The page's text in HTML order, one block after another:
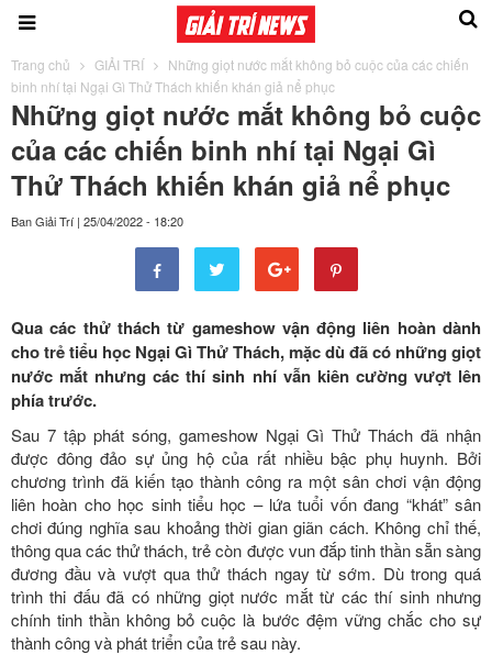
Trang chủ GIẢI TRÍ
Những giọt nước mắt không bỏ cuộc của các chiến
binh nhí tại Ngại Gì Thử Thách khiến khán giả nể phục
Những giọt nước mắt không bỏ cuộc
của các chiến binh nhí tại Ngại Gì
Thử Thách khiến khán giả nể phục
Ban Giải Trí | 25/04/2022 - 18:20
Qua các thử thách từ gameshow vận động liên hoàn dành
cho trẻ tiểu học Ngại Gì Thử Thách, mặc dù đã có những giọt
nước mắt nhưng các thí sinh nhí vẫn kiên cường vượt lên
phía trước.
Sau 7 tập phát sóng, gameshow Ngại Gì Thử Thách đã nhận
được đông đảo sự ủng hộ của rất nhiều bậc phụ huynh. Bởi
chương trình đã kiến tạo thành công ra một sân chơi vận động
liên hoàn cho học sinh tiểu học – lứa tuổi vốn đang “khát” sân
chơi đúng nghĩa sau khoảng thời gian giãn cách. Không chỉ thế,
thông qua các thử thách, trẻ còn được vun đắp tinh thần sẵn sàng
đương đầu và vượt qua thử thách ngay từ sớm. Dù trong quá
trình thi đấu đã có những giọt nước mắt từ các thí sinh nhưng
chính tinh thần không bỏ cuộc là bước đệm vững chắc cho sự
thành công và phát triển của trẻ sau này.